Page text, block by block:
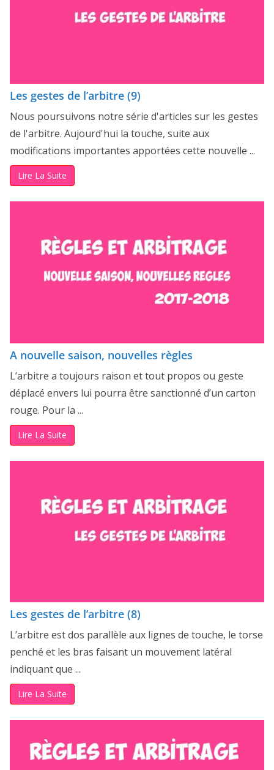
Les gestes de l’arbitre (9)
Nous poursuivons notre série d'articles sur les gestes
de l'arbitre. Aujourd'hui la touche, suite aux
modifications importantes apportées cette nouvelle ...
Lire La Suite
A nouvelle saison, nouvelles règles
L’arbitre a toujours raison et tout propos ou geste
déplacé envers lui pourra être sanctionné d’un carton
rouge. Pour la ...
Lire La Suite
Les gestes de l’arbitre (8)
L’arbitre est dos parallèle aux lignes de touche, le torse
penché et les bras faisant un mouvement latéral
indiquant que ...
Lire La Suite